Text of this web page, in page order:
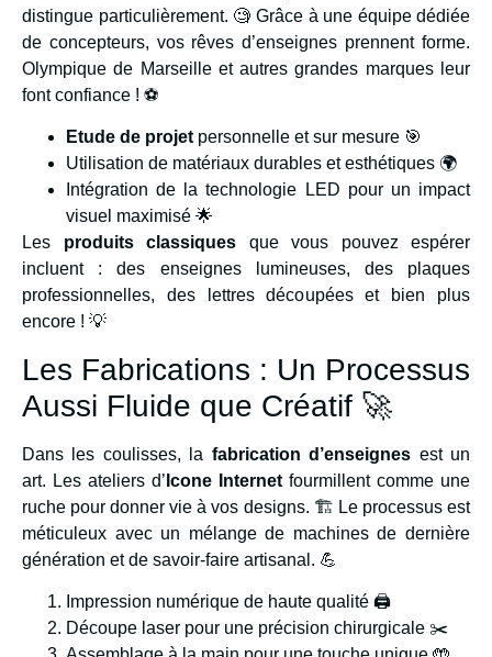
distingue particulièrement. 🧐 Grâce à une équipe dédiée
de concepteurs, vos rêves d’enseignes prennent forme.
Olympique de Marseille et autres grandes marques leur
font confiance ! ⚽
Etude de projet personnelle et sur mesure 🎯
Utilisation de matériaux durables et esthétiques 🌍
Intégration de la technologie LED pour un impact
visuel maximisé 🌟
Les produits classiques que vous pouvez espérer
incluent : des enseignes lumineuses, des plaques
professionnelles, des lettres découpées et bien plus
encore ! 💡
Les Fabrications : Un Processus
Aussi Fluide que Créatif 🚀
Dans les coulisses, la fabrication d’enseignes est un
art. Les ateliers d’ Icone Internet fourmillent comme une
ruche pour donner vie à vos designs. 🏗️ Le processus est
méticuleux avec un mélange de machines de dernière
génération et de savoir-faire artisanal. 💪
Impression numérique de haute qualité 🖨️
Découpe laser pour une précision chirurgicale ✂️